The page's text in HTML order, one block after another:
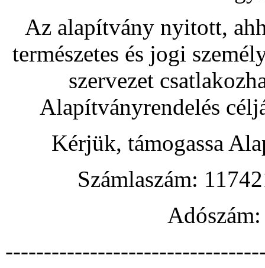
Az alapítvány nyitott,
természetes és jogi
szervezet
Alapítványrendelés
Kérjük, támogassa
Számlaszám: